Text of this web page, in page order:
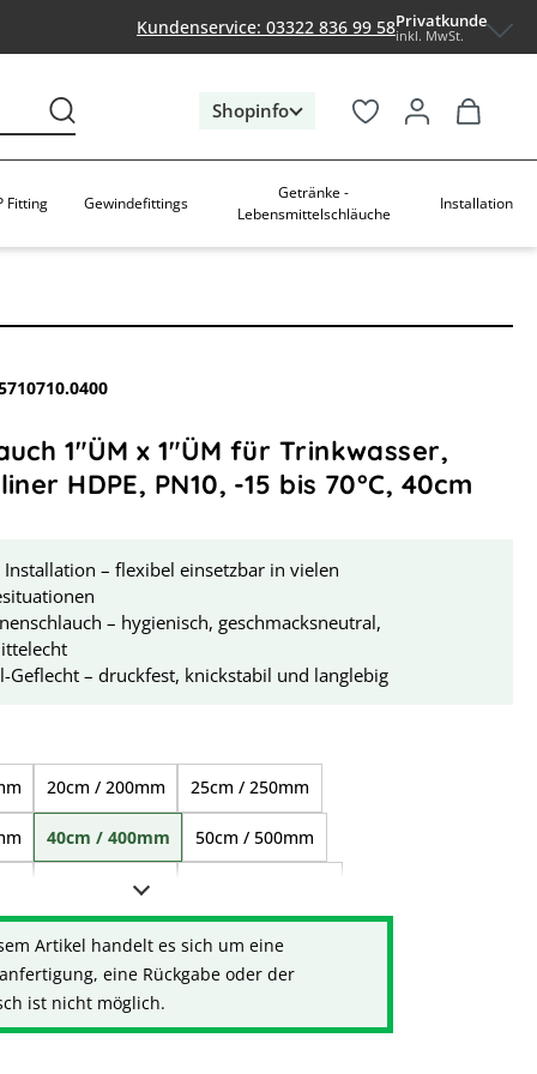
Kundenservice: 03322 836 99 58Privatkunde
inkl. MwSt.
Shopinfo
Fitting Gewindefittings
Getränke -
Lebensmittelschläuche
Installation
1"ÜM x 1"ÜM für Trinkwasser,
HDPE, PN10, -15 bis 70°C, 40cm
Installation – flexibel einsetzbar in vielen
– hygienisch, geschmacksneutral,
Geflecht – druckfest, knickstabil und langlebig
20cm / 200mm 25cm / 250mm
40cm / 400mm 50cm / 500mm
80cm / 800mm
1,30m / 1.300mm 1,50m / 1.500mm
2,00m / 2.000mm 2,50m / 2.500mm
4,00m / 4.000mm 5,00m / 5.000mm
Artikel handelt es sich um eine
eine Rückgabe oder der
ist nicht möglich.